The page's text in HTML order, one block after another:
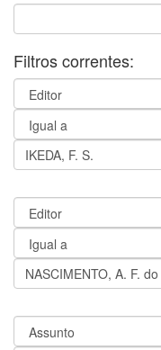
Filtros correntes: